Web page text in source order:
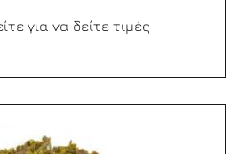
για να δείτε τιμές